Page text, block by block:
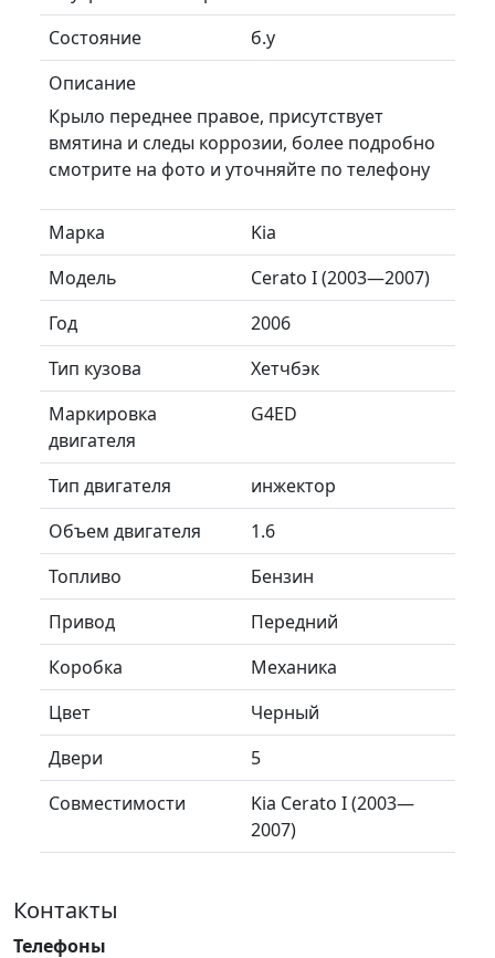
Состояние
б.у
Описание
Крыло переднее правое, присутствует
вмятина и следы коррозии, более подробно
смотрите на фото и уточняйте по телефону
Марка
Kia
Модель
Cerato I (2003—2007)
Год
2006
Тип кузова
Хетчбэк
Маркировка
двигателя
G4ED
Тип двигателя
инжектор
Объем двигателя
1.6
Топливо
Бензин
Привод
Передний
Коробка
Механика
Цвет
Черный
Двери
5
Совместимости
Kia Cerato I (2003—
2007)
Контакты
Телефоны